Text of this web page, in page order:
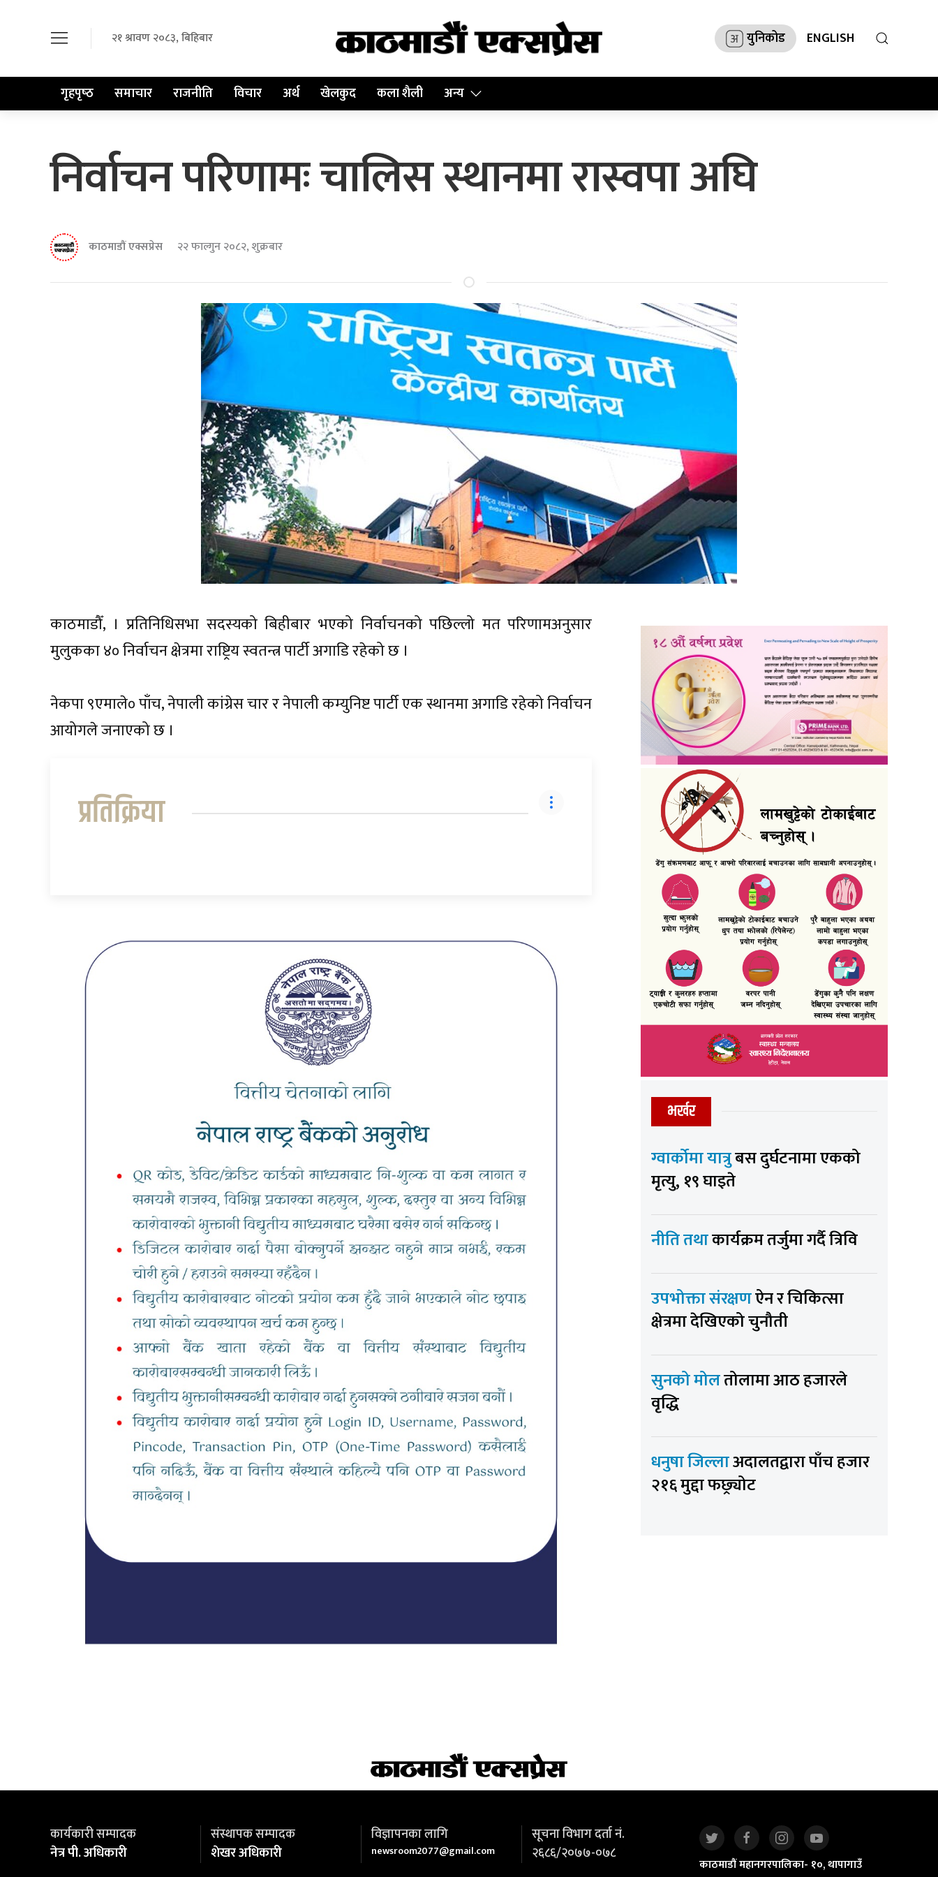
२१ श्रावण २०८३, बिहिबार युनिकोड ENGLISH
गृहपृष्‍ठ समाचार राजनीति विचार अर्थ खेलकुद कला शैली अन्य
निर्वाचन परिणामः चालिस स्थानमा रास्वपा अघि
काठमाडौं एक्सप्रेस २२ फाल्गुन २०८२, शुक्रबार
काठमाडौँ, । प्रतिनिधिसभा सदस्यको बिहीबार भएको निर्वाचनको पछिल्लो मत परिणामअनुसार
मुलुकका ४० निर्वाचन क्षेत्रमा राष्ट्रिय स्वतन्त्र पार्टी अगाडि रहेको छ ।
नेकपा ९एमाले० पाँच, नेपाली कांग्रेस चार र नेपाली कम्युनिष्ट पार्टी एक स्थानमा अगाडि रहेको निर्वाचन
आयोगले जनाएको छ ।
प्रतिक्रिया
भर्खर
ग्वार्कोमा यात्रुबस दुर्घटनामा एकको
मृत्यु, १९ घाइते
नीति तथाकार्यक्रम तर्जुमा गर्दै त्रिवि
उपभोक्ता संरक्षणऐन र चिकित्सा
क्षेत्रमा देखिएको चुनौती
सुनको मोलतोलामा आठ हजारले
वृद्धि
धनुषा जिल्लाअदालतद्वारा पाँच हजार
२१६ मुद्दा फछ्र्योट
कार्यकारी सम्पादक
नेत्र पी. अधिकारी
संस्थापक सम्पादक
शेखर अधिकारी
विज्ञापनका लागि
newsroom2077@gmail.com
सूचना विभाग दर्ता नं.
२६८६/२०७७-०७८
काठमाडौं महानगरपालिका- १०, थापागाउँ